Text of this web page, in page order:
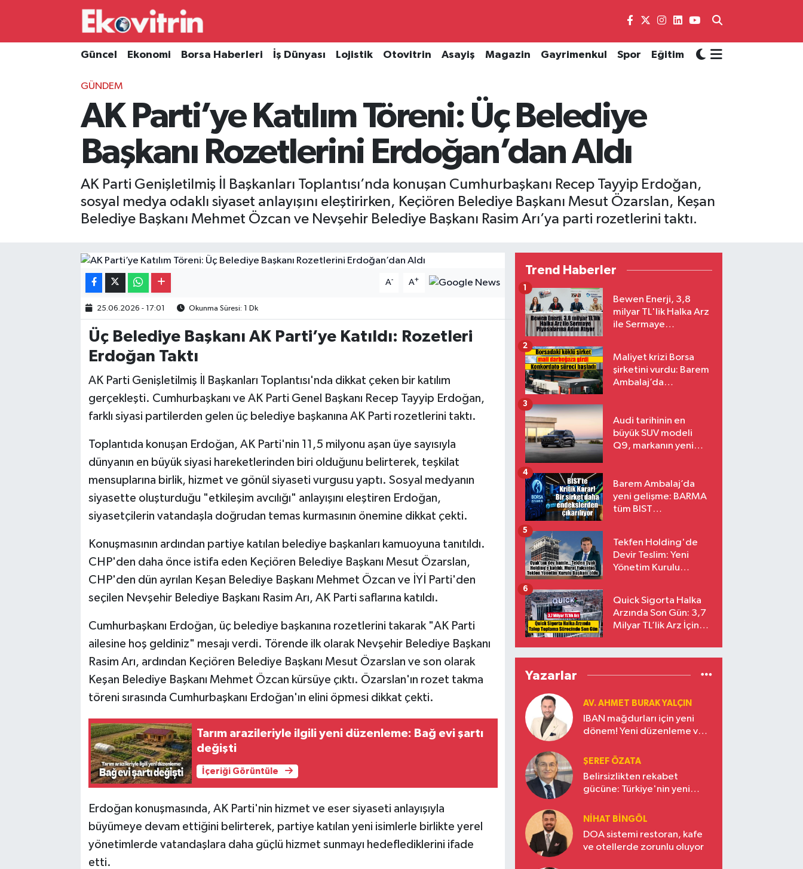
Güncel Ekonomi Borsa Haberleri İş Dünyası Lojistik Otovitrin Asayiş Magazin Gayrimenkul Spor Eğitim
GÜNDEM
AK Parti’ye Katılım Töreni: Üç Belediye
Başkanı Rozetlerini Erdoğan’dan Aldı
AK Parti Genişletilmiş İl Başkanları Toplantısı’nda konuşan Cumhurbaşkanı Recep Tayyip Erdoğan,
sosyal medya odaklı siyaset anlayışını eleştirirken, Keçiören Belediye Başkanı Mesut Özarslan, Keşan
Belediye Başkanı Mehmet Özcan ve Nevşehir Belediye Başkanı Rasim Arı’ya parti rozetlerini taktı.
A- A+
25.06.2026 - 17:01 Okunma Süresi: 1 Dk
Üç Belediye Başkanı AK Parti’ye Katıldı: Rozetleri
Erdoğan Taktı
AK Parti Genişletilmiş İl Başkanları Toplantısı'nda dikkat çeken bir katılım
gerçekleşti. Cumhurbaşkanı ve AK Parti Genel Başkanı Recep Tayyip Erdoğan,
farklı siyasi partilerden gelen üç belediye başkanına AK Parti rozetlerini taktı.
Toplantıda konuşan Erdoğan, AK Parti'nin 11,5 milyonu aşan üye sayısıyla
dünyanın en büyük siyasi hareketlerinden biri olduğunu belirterek, teşkilat
mensuplarına birlik, hizmet ve gönül siyaseti vurgusu yaptı. Sosyal medyanın
siyasette oluşturduğu "etkileşim avcılığı" anlayışını eleştiren Erdoğan,
siyasetçilerin vatandaşla doğrudan temas kurmasının önemine dikkat çekti.
Konuşmasının ardından partiye katılan belediye başkanları kamuoyuna tanıtıldı.
CHP'den daha önce istifa eden Keçiören Belediye Başkanı Mesut Özarslan,
CHP'den dün ayrılan Keşan Belediye Başkanı Mehmet Özcan ve İYİ Parti'den
seçilen Nevşehir Belediye Başkanı Rasim Arı, AK Parti saflarına katıldı.
Cumhurbaşkanı Erdoğan, üç belediye başkanına rozetlerini takarak "AK Parti
ailesine hoş geldiniz" mesajı verdi. Törende ilk olarak Nevşehir Belediye Başkanı
Rasim Arı, ardından Keçiören Belediye Başkanı Mesut Özarslan ve son olarak
Keşan Belediye Başkanı Mehmet Özcan kürsüye çıktı. Özarslan'ın rozet takma
töreni sırasında Cumhurbaşkanı Erdoğan'ın elini öpmesi dikkat çekti.
Tarım arazileriyle ilgili yeni düzenleme: Bağ evi şartı
değişti
İçeriği Görüntüle
Erdoğan konuşmasında, AK Parti'nin hizmet ve eser siyaseti anlayışıyla
büyümeye devam ettiğini belirterek, partiye katılan yeni isimlerle birlikte yerel
yönetimlerde vatandaşlara daha güçlü hizmet sunmayı hedeflediklerini ifade
etti.
Trend Haberler
Bewen Enerji, 3,8
milyar TL'lik Halka Arz
ile Sermaye
1
Maliyet krizi Borsa
şirketini vurdu: Barem
Ambalaj’da
2
Audi tarihinin en
büyük SUV modeli
Q9, markanın yeni
3
Barem Ambalaj’da
yeni gelişme: BARMA
tüm BIST
4
Tekfen Holding'de
Devir Teslim: Yeni
Yönetim Kurulu
5
Quick Sigorta Halka
Arzında Son Gün: 3,7
Milyar TL’lik Arz İçin
Eriyor
6
Yazarlar
AV. AHMET BURAK YALÇIN
IBAN mağdurları için yeni
dönem! Yeni düzenleme ve
ŞEREF ÖZATA
Belirsizlikten rekabet
gücüne: Türkiye'nin yeni
NIHAT BINGÖL
DOA sistemi restoran, kafe
ve otellerde zorunlu oluyor
Güncel
Borsa Haberleri
Gayrimenkul
Hava Durumu
Süper Lig Puan Durumu ve Fikstür
Tüm Manşetler
Son Dakika Haberleri
Haber Arşivi